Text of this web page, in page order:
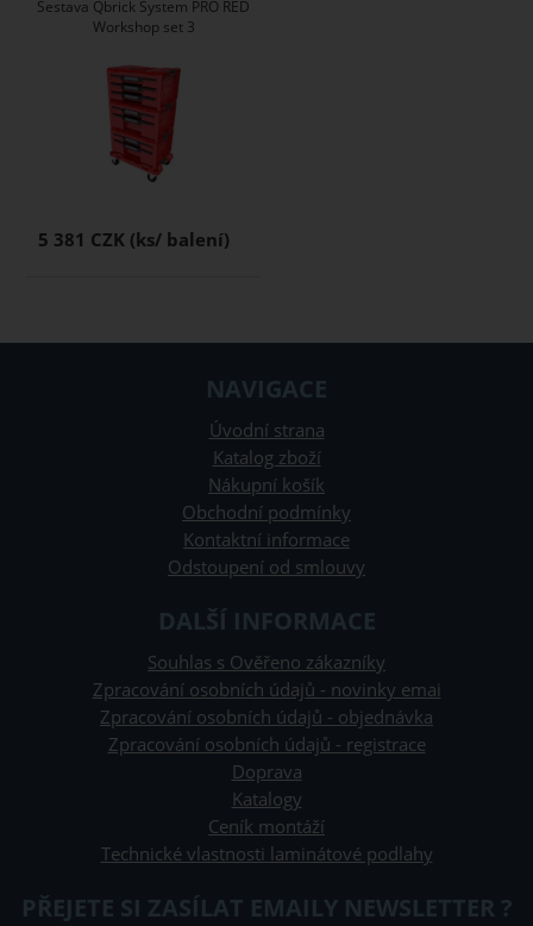
Sestava Qbrick System PRO RED
Workshop set 3
5 381 CZK
NAVIGACE
Úvodní strana
Katalog zboží
Nákupní košík
Obchodní podmínky
Kontaktní informace
Odstoupení od smlouvy
DALŠÍ INFORMACE
Souhlas s Ověřeno zákazníky
Zpracování osobních údajů - novinky emai
Zpracování osobních údajů - objednávka
Zpracování osobních údajů - registrace
Doprava
Katalogy
Ceník montáží
Technické vlastnosti laminátové podlahy
PŘEJETE SI ZASÍLAT EMAILY NEWSLETTER ?